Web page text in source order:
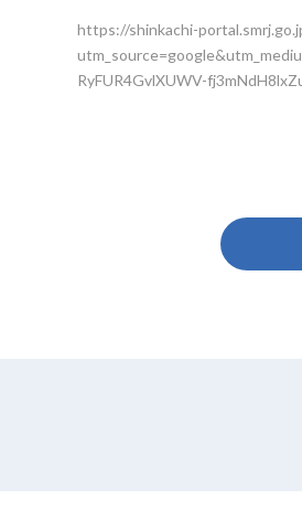
https://shinkachi-
RyFUR4GvlXUWV-